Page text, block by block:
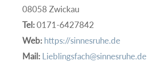
08058 Zwickau
Tel:0171-6427842
Web: https://sinnesruhe.de
Mail: Lieblingsfach@sinnesruhe.de